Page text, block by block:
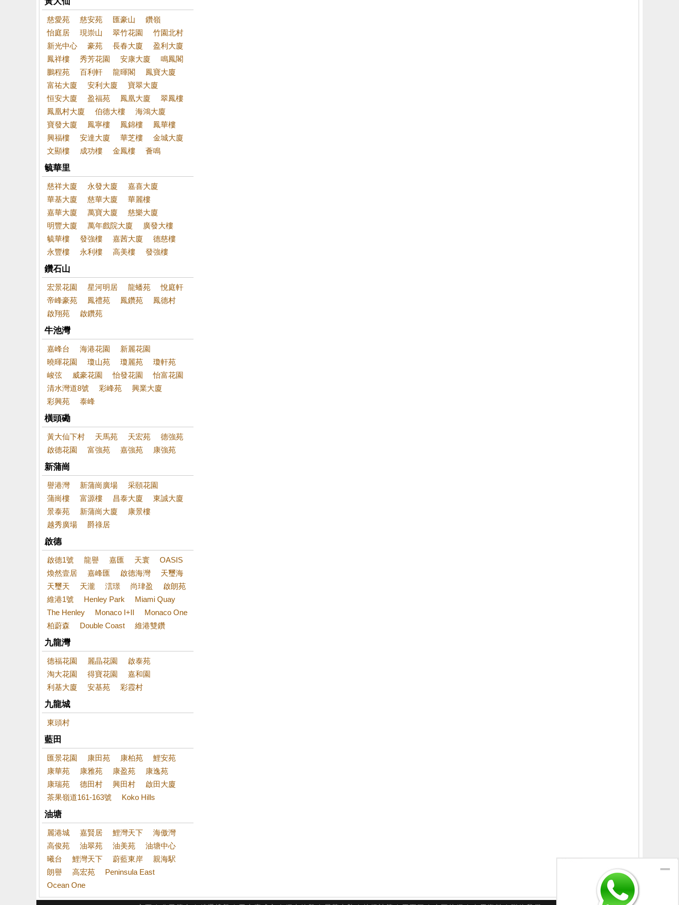
慈愛苑 慈安苑 匯豪山
鑽嶺
怡庭居
現崇山 翠竹花園
竹園北村
新光中心
豪苑 長春大廈
盈利大廈
鳳祥樓
秀芳花園 安康大廈
鳴鳳閣
鵬程苑
百利軒 龍暉閣
鳳寶大廈
富祐大廈
安利大廈
寶翠大廈
恒安大廈
盈福苑 鳳凰大廈
翠鳳樓
鳳凰村大廈
伯德大樓
海鴻大廈
寶發大廈
鳳寧樓 鳳錦樓
鳳華樓
興福樓
安達大廈 華芝樓
金城大廈
文顯樓
成功樓 金鳳樓 薈鳴
毓華里
慈祥大廈 永發大廈
嘉喜大廈
華基大廈
慈華大廈
華麗樓
嘉華大廈
萬寶大廈
慈樂大廈
明豐大廈
萬年戲院大廈
廣發大樓
毓華樓
發強樓 嘉茜大廈
德慈樓
永豐樓
永利樓 高美樓 發強樓
鑽石山
宏景花園 星河明居 龍蟠苑
悅庭軒
帝峰豪苑
鳳禮苑 鳳鑽苑
鳳德村
啟翔苑
啟鑽苑
牛池灣
嘉峰台 海港花園
新麗花園
曉暉花園
瓊山苑 瓊麗苑
瓊軒苑
峻弦
威豪花園 怡發花園
怡富花園
清水灣道8號
彩峰苑
興業大廈
彩興苑
泰峰
橫頭磡
黃大仙下村 天馬苑 天宏苑
德強苑
啟德花園
富強苑 嘉強苑 康強苑
新蒲崗
譽港灣 新蒲崗廣場
采頤花園
蒲崗樓
富源樓 昌泰大廈
東誠大廈
景泰苑
新蒲崗大廈
康景樓
越秀廣場
爵祿居
啟德
啟德1號 龍譽 嘉匯 天寰
OASIS
煥然壹居
嘉峰匯 啟德海灣
天璽海
天璽天
天瀧 澐璟 尚珒盈
啟朗苑
維港1號
Henley Park
Miami Quay
The Henley
Monaco I+II
Monaco One
柏蔚森
Double Coast 維港雙鑽
九龍灣
德福花園 麗晶花園
啟泰苑
淘大花園
得寶花園
嘉和園
利基大廈
安基苑 彩霞村
九龍城
東頭村
藍田
匯景花園 康田苑 康柏苑
鯉安苑
康華苑
康雅苑 康盈苑
康逸苑
康瑞苑
德田村 興田村
啟田大廈
茶果嶺道161-163號
Koko Hills
油塘
麗港城 嘉賢居 鯉灣天下
海傲灣
高俊苑
油翠苑 油美苑
油塘中心
曦台
鯉灣天下 蔚藍東岸
親海駅
朗譽
高宏苑
Peninsula East
Ocean One